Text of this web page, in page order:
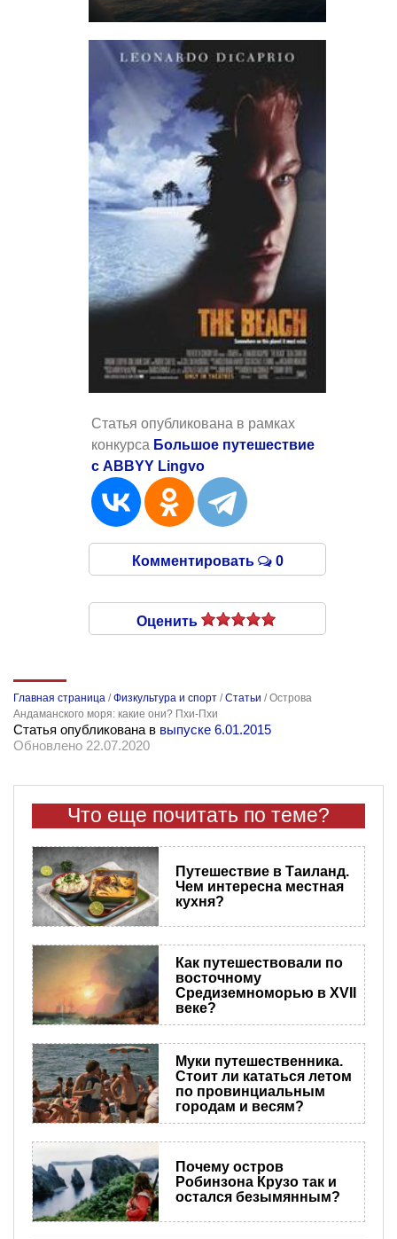
Статья опубликована в рамках
конкурса Большое путешествие
с ABBYY Lingvo
Комментировать 0
Оценить
Главная страница /Физкультура и спорт /Статьи /Острова
Андаманского моря: какие они? Пхи-Пхи
Статья опубликована в выпуске 6.01.2015
Обновлено 22.07.2020
Что еще почитать по теме?
Путешествие в Таиланд.
Чем интересна местная
кухня?
Как путешествовали по
восточному
Средиземноморью в XVII
веке?
Муки путешественника.
Стоит ли кататься летом
по провинциальным
городам и весям?
Почему остров
Робинзона Крузо так и
остался безымянным?